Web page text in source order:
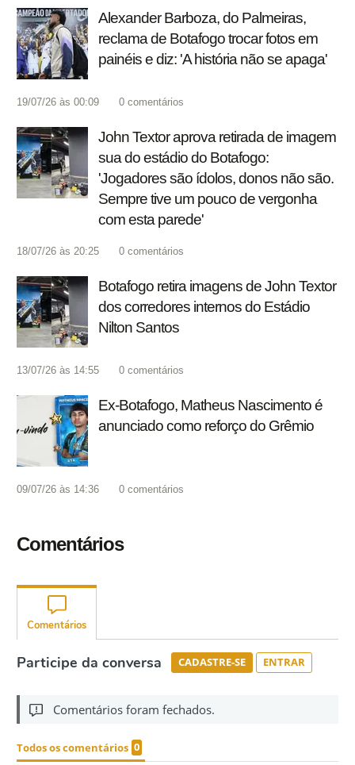
Alexander Barboza, do Palmeiras,
reclama de Botafogo trocar fotos em
painéis e diz: 'A história não se apaga'
19/07/26 às 00:09 0 comentários
John Textor aprova retirada de imagem
sua do estádio do Botafogo:
'Jogadores são ídolos, donos não são.
Sempre tive um pouco de vergonha
com esta parede'
18/07/26 às 20:25 0 comentários
Botafogo retira imagens de John Textor
dos corredores internos do Estádio
Nilton Santos
13/07/26 às 14:55 0 comentários
Ex-Botafogo, Matheus Nascimento é
anunciado como reforço do Grêmio
09/07/26 às 14:36 0 comentários
Comentários